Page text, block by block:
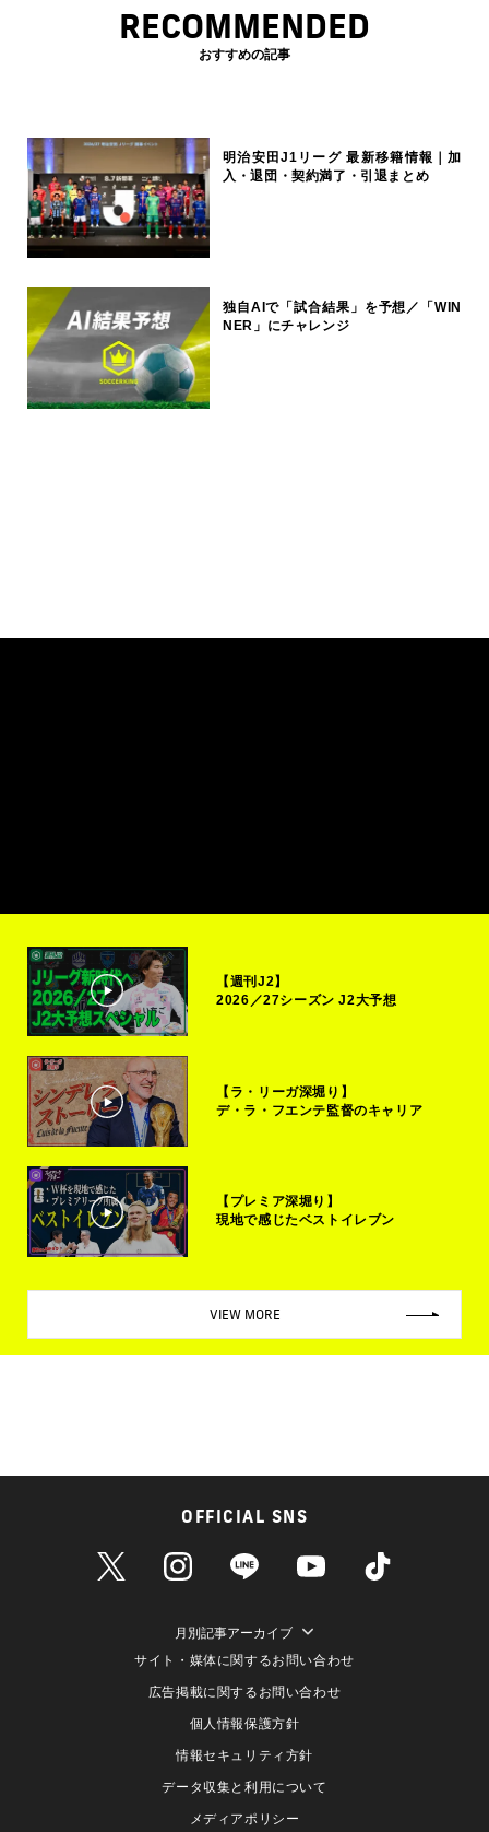
RECOMMENDED
おすすめの記事
明治安田J1リーグ 最新移籍情報｜加
入・退団・契約満了・引退まとめ
独自AIで「試合結果」を予想／「WIN
NER」にチャレンジ
【週刊J2】
2026／27シーズン J2大予想
【ラ・リーガ深堀り】
デ・ラ・フエンテ監督のキャリア
【プレミア深堀り】
現地で感じたベストイレブン
VIEW MORE
OFFICIAL SNS
月別記事アーカイブ
サイト・媒体に関するお問い合わせ
広告掲載に関するお問い合わせ
個人情報保護方針
情報セキュリティ方針
データ収集と利用について
メディアポリシー